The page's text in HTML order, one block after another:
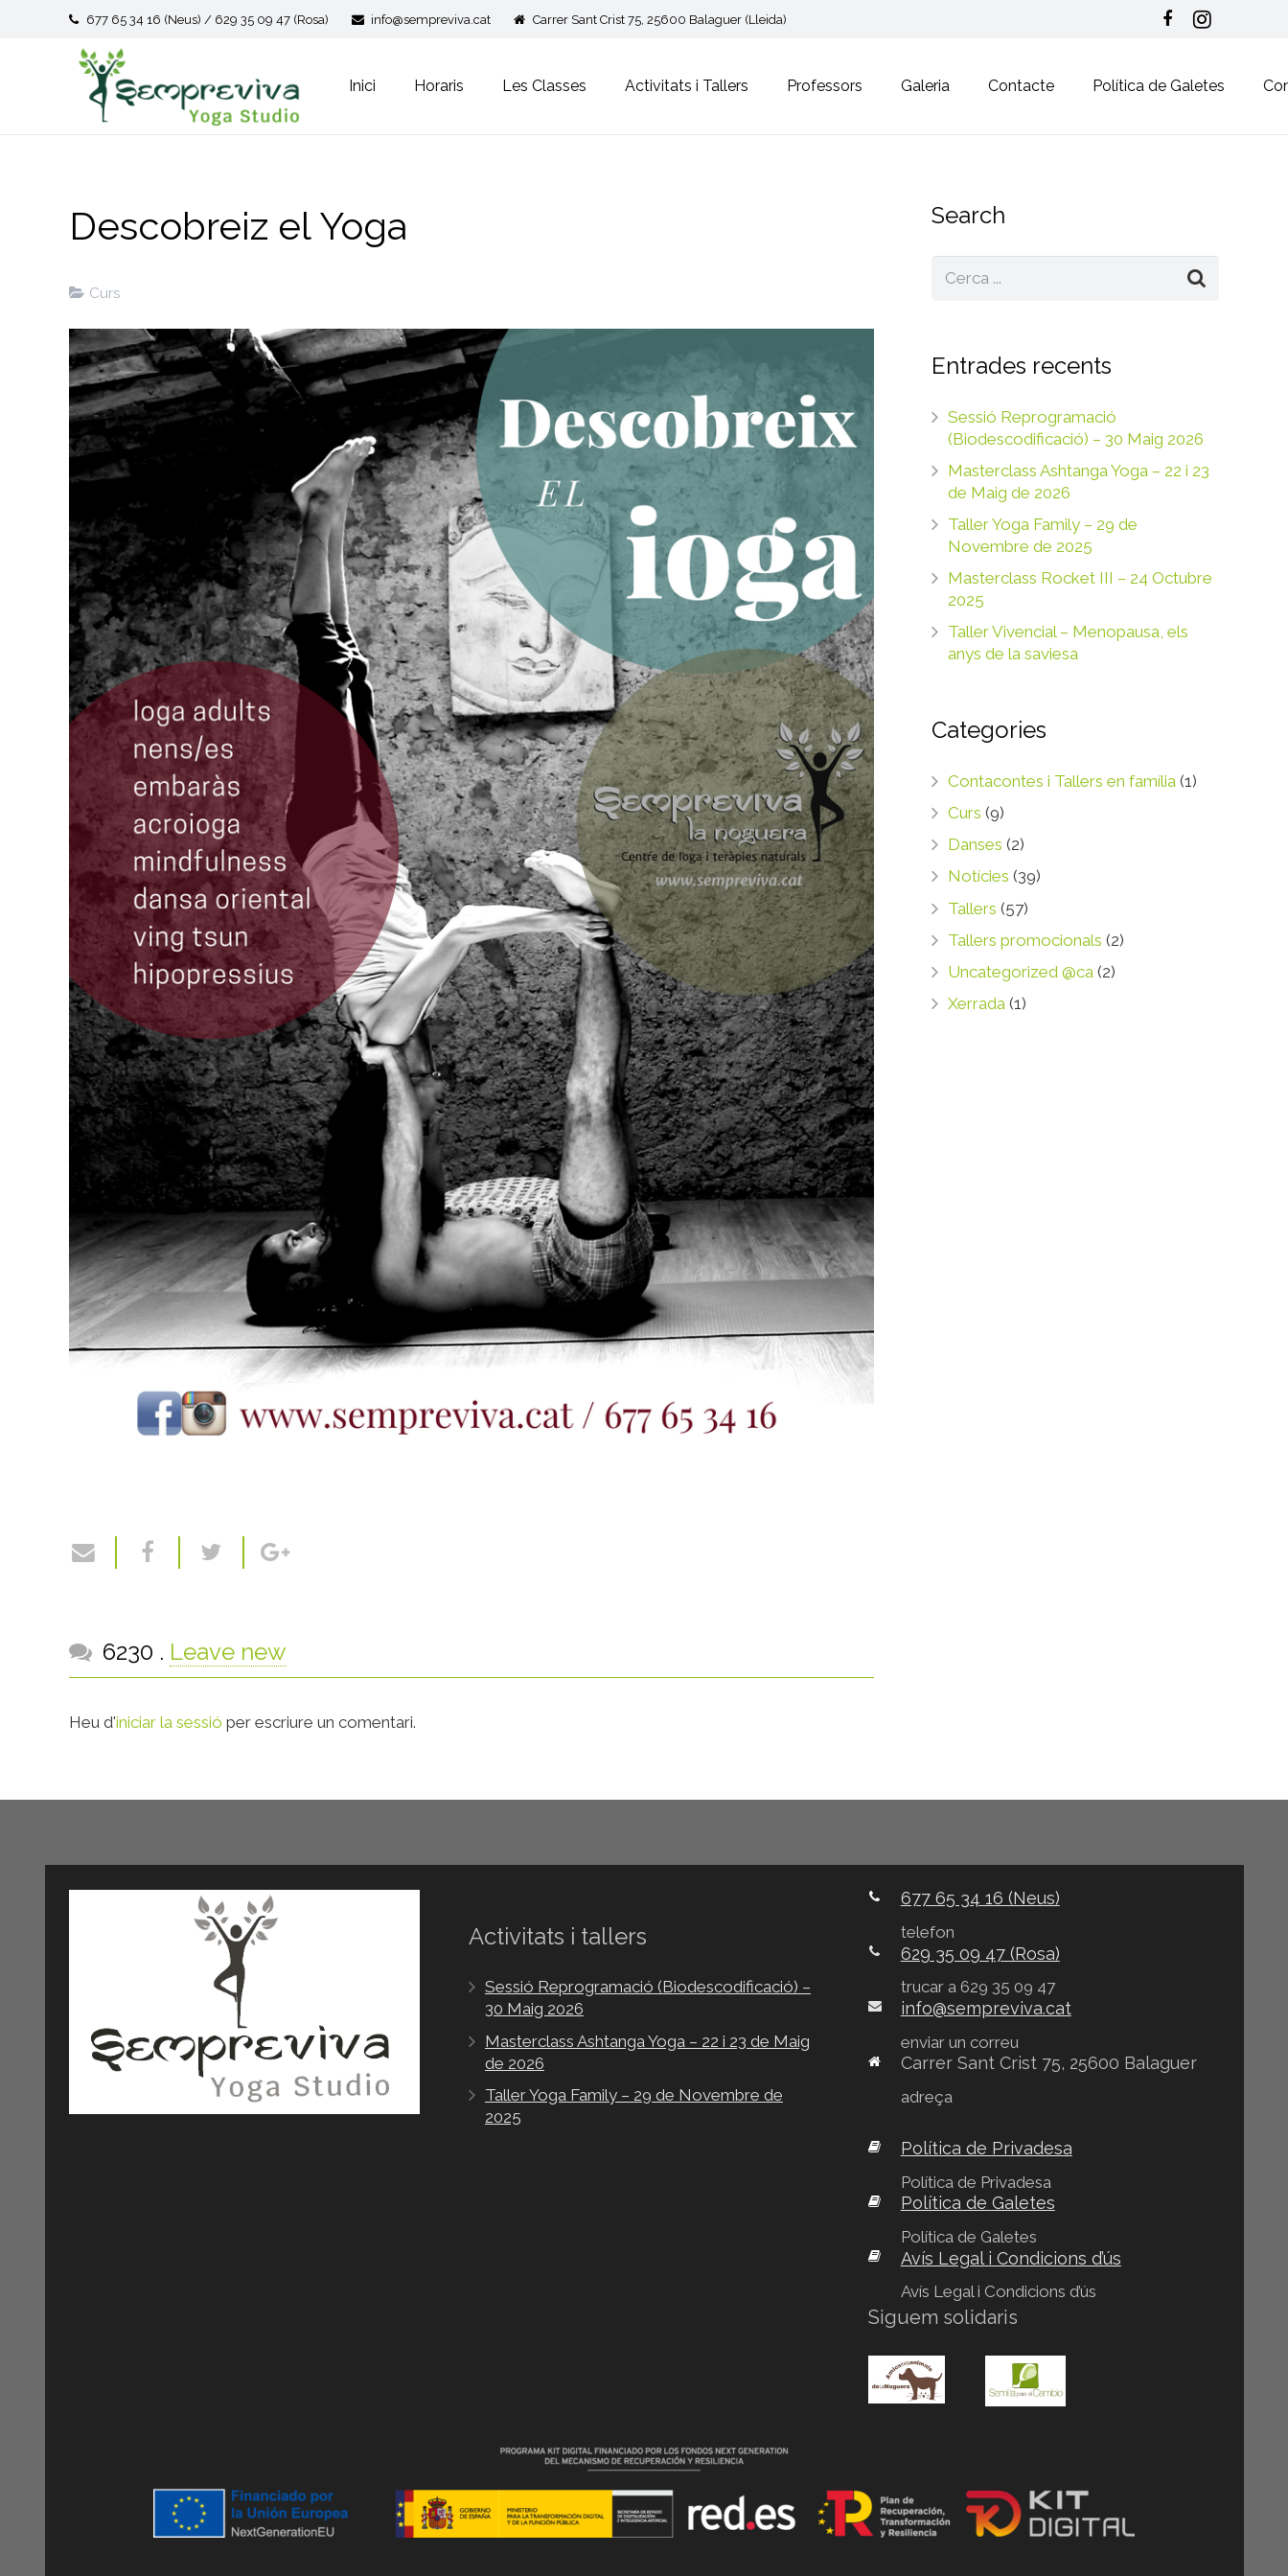
677 65 34 16 (Neus) / 629 35 09 47 (Rosa) info@sempreviva.cat Carrer Sant Crist 75, 25600 Balaguer (Lleida)
Inici Horaris Les Classes Activitats i Tallers Professors Galeria Contacte Política de Galetes
Descobreiz el Yoga
Curs
6230 comentaris
. Leave new
Heu d'iniciar la sessió per escriure un comentari.
Search
Entrades recents
Sessió Reprogramació
(Biodescodificació) – 30 Maig 2026
Masterclass Ashtanga Yoga – 22 i 23
de Maig de 2026
Taller Yoga Family – 29 de
Novembre de 2025
Masterclass Rocket III – 24 Octubre
2025
Taller Vivencial – Menopausa, els
anys de la saviesa
Categories
Contacontes i Tallers en família (1)
Curs (9)
Danses (2)
Notícies (39)
Tallers (57)
Tallers promocionals (2)
Uncategorized @ca (2)
Xerrada (1)
Activitats i tallers
Sessió Reprogramació (Biodescodificació) –
30 Maig 2026
Masterclass Ashtanga Yoga – 22 i 23 de Maig
de 2026
Taller Yoga Family – 29 de Novembre de
2025
677 65 34 16 (Neus)
telefon
629 35 09 47 (Rosa)
trucar a 629 35 09 47
info@sempreviva.cat
enviar un correu
Carrer Sant Crist 75, 25600 Balaguer
adreça
Política de Privadesa
Política de Privadesa
Política de Galetes
Política de Galetes
Avís Legal i Condicions d’ús
Avís Legal i Condicions d’ús
Siguem solidaris